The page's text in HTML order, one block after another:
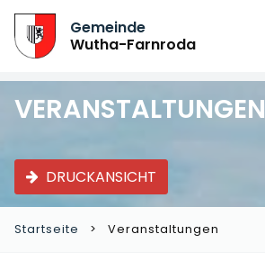
Gemeinde
Wutha-Farnroda
VERANSTALTUNGEN
DRUCKANSICHT
Startseite Veranstaltungen